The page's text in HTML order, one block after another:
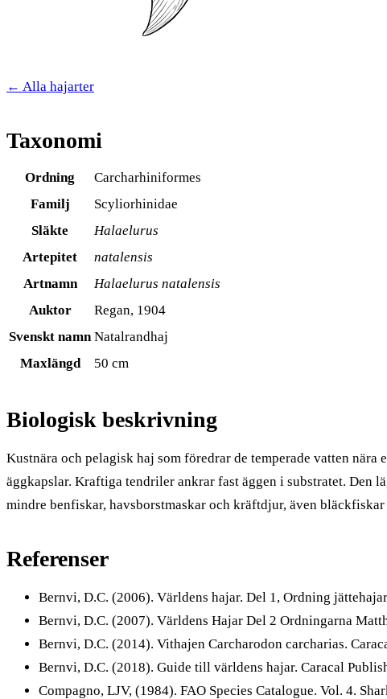
← Alla hajarter
Taxonomi
Ordning
Carcharhiniformes
Familj
Scyliorhinidae
Släkte
Halaelurus
Artepitet
natalensis
Artnamn
Halaelurus natalensis
Auktor
Regan, 1904
Svenskt namn Natalrandhaj
Maxlängd
50 cm
Biologisk beskrivning
Kustnära och pelagisk haj som föredrar de temperade vatten
äggkapslar. Kraftiga tendriler ankrar fast äggen i substratet. Den
mindre benfiskar, havsborstmaskar och kräftdjur, även
Referenser
Bernvi, D.C. (2006). Världens hajar. Del 1, Ordning
Bernvi, D.C. (2007). Världens Hajar Del 2 Ordningarna
Bernvi, D.C. (2014). Vithajen Carcharodon carcharias.
Bernvi, D.C. (2018). Guide till världens hajar. Caracal
Compagno, LJV, (1984). FAO Species Catalogue. Vol. 4.